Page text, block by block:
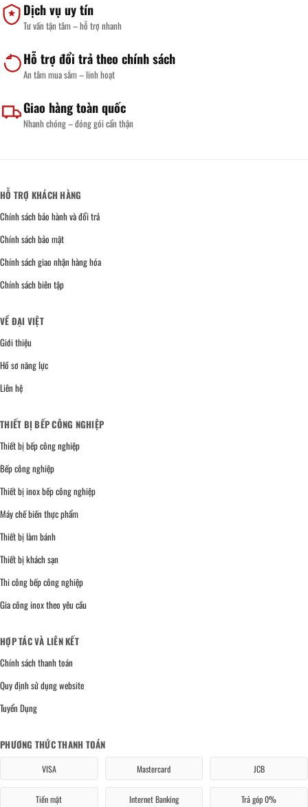
Dịch vụ uy tín
Tư vấn tận tâm – hỗ trợ nhanh
Hỗ trợ đổi trả theo chính sách
An tâm mua sắm – linh hoạt
Giao hàng toàn quốc
Nhanh chóng – đóng gói cẩn thận
HỖ TRỢ KHÁCH HÀNG
Chính sách bảo hành và đổi trả
Chính sách bảo mật
Chính sách giao nhận hàng hóa
Chính sách biên tập
VỀ ĐẠI VIỆT
Giới thiệu
Hồ sơ năng lực
Liên hệ
THIẾT BỊ BẾP CÔNG NGHIỆP
Thiết bị bếp công nghiệp
Bếp công nghiệp
Thiết bị inox bếp công nghiệp
Máy chế biến thực phẩm
Thiết bị làm bánh
Thiết bị khách sạn
Thi công bếp công nghiệp
Gia công inox theo yêu cầu
HỢP TÁC VÀ LIÊN KẾT
Chính sách thanh toán
Quy định sử dụng website
Tuyển Dụng
PHƯƠNG THỨC THANH TOÁN
VISA Mastercard JCB
Tiền mặt Internet Banking Trả góp 0%